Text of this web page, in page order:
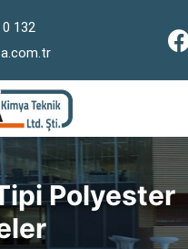
132
Polyester